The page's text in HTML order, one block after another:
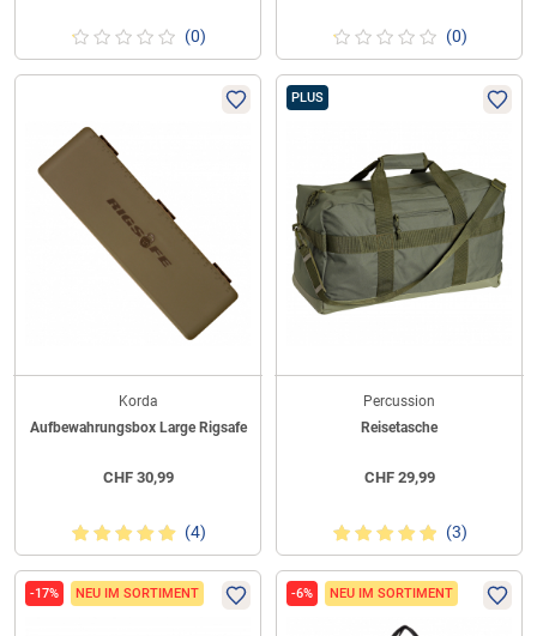
(0) (0)
Korda
Aufbewahrungsbox Large Rigsafe
CHF30,99
(4)
PLUS
Percussion
Reisetasche
CHF29,99
(3)
-17% NEU IM SORTIMENT -6% NEU IM SORTIMENT